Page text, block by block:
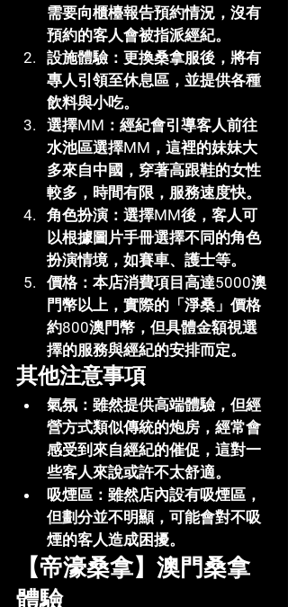
需要向櫃檯報告預約情況，沒有
預約的客人會被指派經紀。
設施體驗：更換桑拿服後，將有
專人引領至休息區，並提供各種
飲料與小吃。
選擇MM ：經紀會引導客人前往
水池區選擇MM，這裡的妹妹大
多來自中國，穿著高跟鞋的女性
較多，時間有限，服務速度快。
角色扮演 ：選擇MM後，客人可
以根據圖片手冊選擇不同的角色
扮演情境，如賽車、護士等。
價格：本店消費項目高達5000澳
門幣以上，實際的「淨桑」價格
約800澳門幣，但具體金額視選
擇的服務與經紀的安排而定。
其他注意事項
氣氛 ：雖然提供高端體驗，但經
營方式類似傳統的炮房，經常會
感受到來自經紀的催促，這對一
些客人來說或許不太舒適。
吸煙區 ：雖然店內設有吸煙區，
但劃分並不明顯，可能會對不吸
煙的客人造成困擾。
【帝濠桑拿】澳門桑拿
體驗